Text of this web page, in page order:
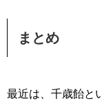
まとめ
最近は、千歳飴と